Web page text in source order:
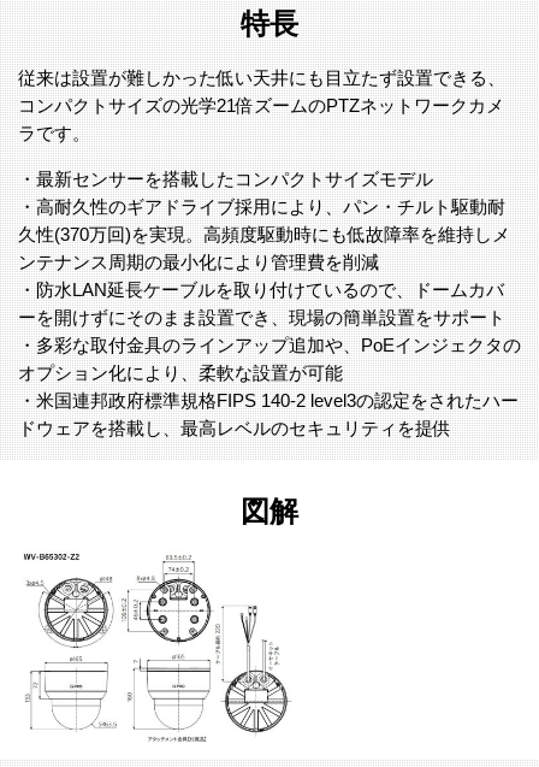
特長
従来は設置が難しかった低い天井にも目立たず設置できる、
コンパクトサイズの光学21倍ズームのPTZネットワークカメ
ラです。
・最新センサーを搭載したコンパクトサイズモデル
・高耐久性のギアドライブ採用により、パン・チルト駆動耐
久性(370万回)を実現。高頻度駆動時にも低故障率を維持しメ
ンテナンス周期の最小化により管理費を削減
・防水LAN延長ケーブルを取り付けているので、ドームカバ
ーを開けずにそのまま設置でき、現場の簡単設置をサポート
・多彩な取付金具のラインアップ追加や、PoEインジェクタの
オプション化により、柔軟な設置が可能
・米国連邦政府標準規格FIPS 140-2 level3の認定をされたハー
ドウェアを搭載し、最高レベルのセキュリティを提供
図解